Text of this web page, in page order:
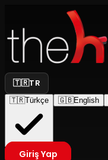
🇹🇷TR
🇹🇷Türkçe 🇬🇧English
Giriş Yap